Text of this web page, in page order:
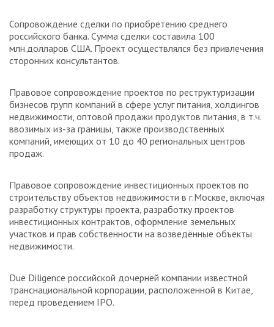
Сопровождение сделки по приобретению среднего
российского банка. Сумма сделки составила 100
млн.долларов США. Проект осуществлялся без привлечения
сторонних консультантов.
Правовое сопровождение проектов по реструктуризации
бизнесов групп компаний в сфере услуг питания, холдингов
недвижимости, оптовой продажи продуктов питания, в т.ч.
ввозимых из-за границы, также производственных
компаний, имеющих от 10 до 40 региональных центров
продаж.
Правовое сопровождение инвестиционных проектов по
строительству объектов недвижимости в г.Москве, включая
разработку структуры проекта, разработку проектов
инвестиционных контрактов, оформление земельных
участков и прав собственности на возведённые объекты
недвижимости.
Due Diligence российской дочерней компании известной
транснациональной корпорации, расположенной в Китае,
перед проведением IPO.